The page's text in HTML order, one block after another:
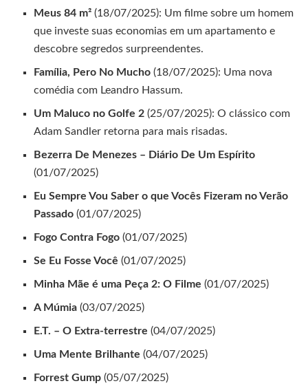
Meus 84 m² (18/07/2025): Um filme sobre um homem
que investe suas economias em um apartamento e
descobre segredos surpreendentes.
Família, Pero No Mucho (18/07/2025): Uma nova
comédia com Leandro Hassum.
Um Maluco no Golfe 2 (25/07/2025): O clássico com
Adam Sandler retorna para mais risadas.
Bezerra De Menezes – Diário De Um Espírito
(01/07/2025)
Eu Sempre Vou Saber o que Vocês Fizeram no Verão
Passado (01/07/2025)
Fogo Contra Fogo (01/07/2025)
Se Eu Fosse Você (01/07/2025)
Minha Mãe é uma Peça 2: O Filme (01/07/2025)
A Múmia (03/07/2025)
E.T. – O Extra-terrestre (04/07/2025)
Uma Mente Brilhante (04/07/2025)
Forrest Gump (05/07/2025)